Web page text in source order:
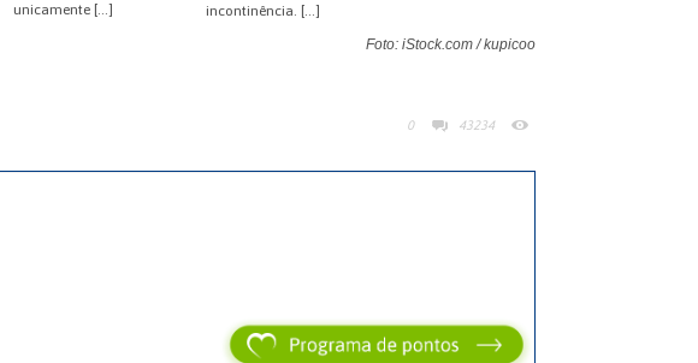
0 43234
unicamente […]
incontinência. […]
Foto: iStock.com / kupicoo